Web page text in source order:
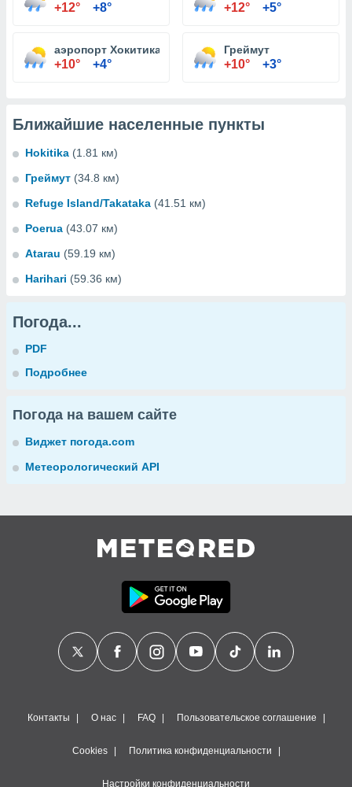
+12° +8° +12° +5°
аэропорт Хокитика
+10° +4°
Греймут
+10° +3°
Ближайшие населенные пункты
Hokitika (1.81 км)
Греймут (34.8 км)
Refuge Island/Takataka (41.51 км)
Poerua (43.07 км)
Atarau (59.19 км)
Harihari (59.36 км)
Погода...
PDF
Подробнее
Погода на вашем сайте
Виджет погода.com
Метеорологический API
Контакты О нас FAQ Пользовательское соглашение
Cookies Политика конфиденциальности
Настройки конфиденциальности